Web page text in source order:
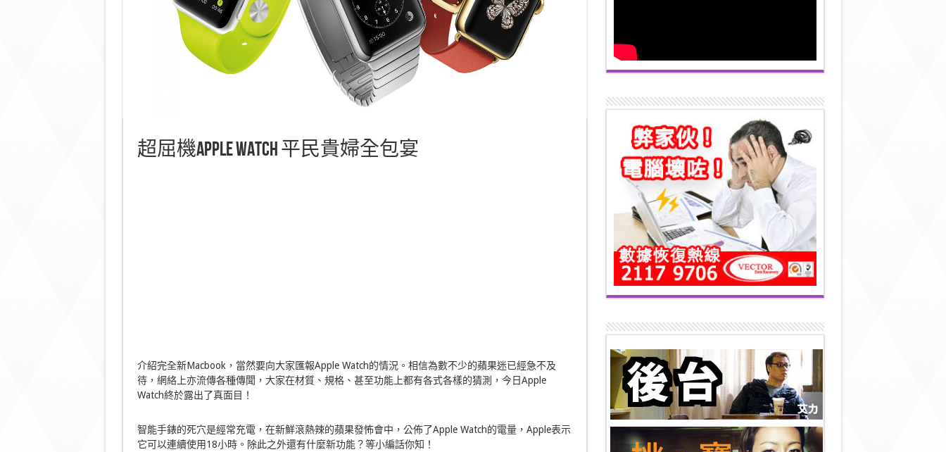
超屈機Apple Watch 平民貴婦全包宴
介紹完全新Macbook，當然要向大家匯報Apple Watch的情況。相信為數不少的蘋果迷已經急不及
待，網絡上亦流傳各種傳聞，大家在材質、規格、甚至功能上都有各式各樣的猜測，今日Apple
Watch終於露出了真面目！
智能手錶的死穴是經常充電，在新鮮滾熱辣的蘋果發怖會中，公佈了Apple Watch的電量，Apple表示
它可以連續使用18小時。除此之外還有什麼新功能？等小編話你知！